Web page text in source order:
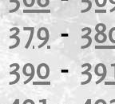
379-
390 -